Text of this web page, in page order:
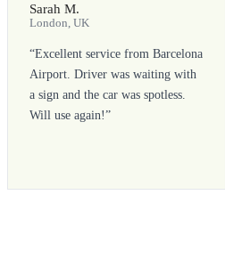
Sarah M.
London, UK
“Excellent service from Barcelona
Airport. Driver was waiting with
a sign and the car was spotless.
Will use again!”